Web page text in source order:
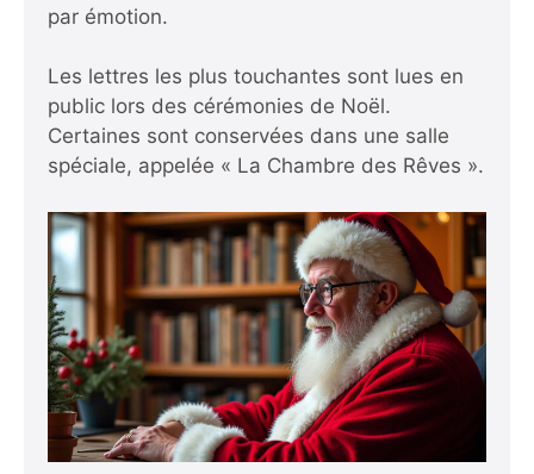
par émotion.
Les lettres les plus touchantes sont lues en
public lors des cérémonies de Noël.
Certaines sont conservées dans une salle
spéciale, appelée « La Chambre des Rêves ».